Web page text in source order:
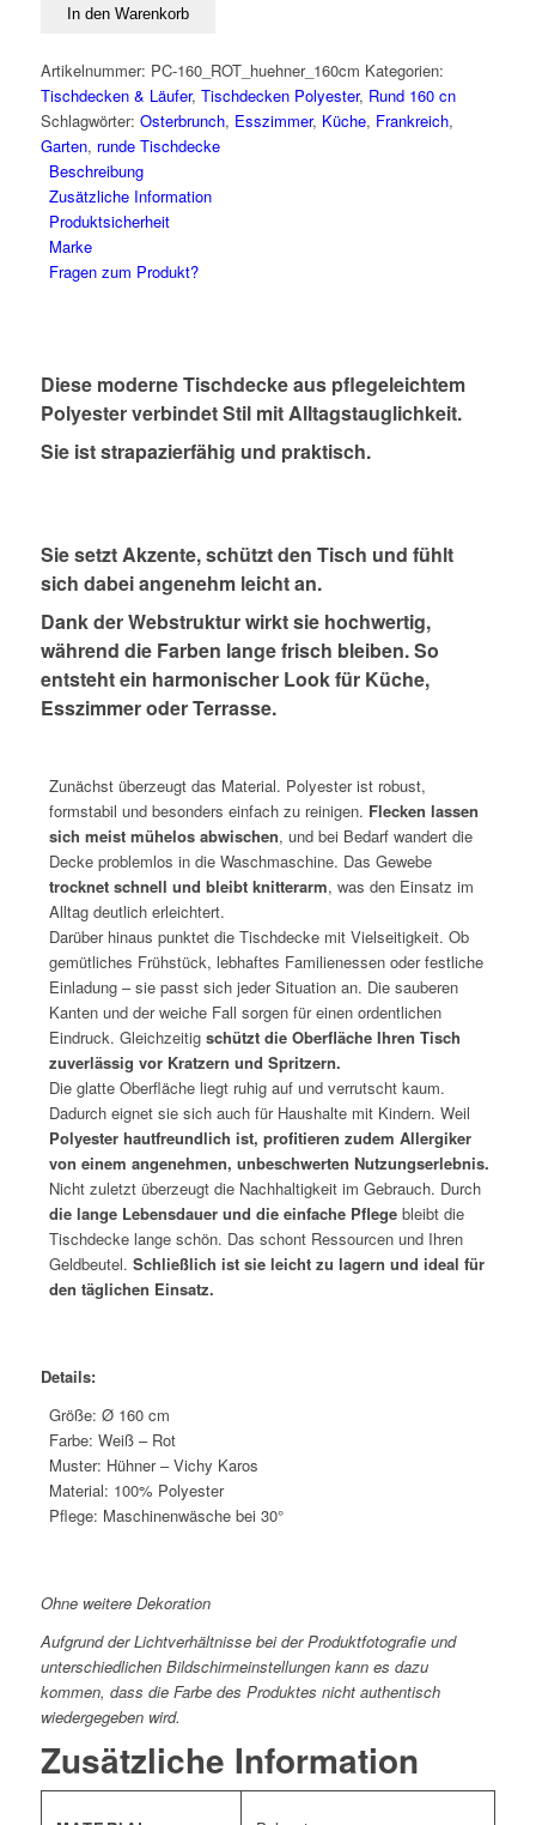
HÜHNER
cm
für
Haus
&
Garten
Menge
In den Warenkorb
Artikelnummer: PC-160_ROT_huehner_160cm Kategorien:
Tischdecken & Läufer, Tischdecken Polyester, Rund 160 cn
Schlagwörter: Osterbrunch, Esszimmer, Küche, Frankreich,
Garten, runde Tischdecke
Beschreibung
Zusätzliche Information
Produktsicherheit
Marke
Fragen zum Produkt?
Diese moderne Tischdecke aus pflegeleichtem
Polyester verbindet Stil mit Alltagstauglichkeit.
Sie ist strapazierfähig und praktisch.
Sie setzt Akzente, schützt den Tisch und fühlt
sich dabei angenehm leicht an.
Dank der Webstruktur wirkt sie hochwertig,
während die Farben lange frisch bleiben. So
entsteht ein harmonischer Look für Küche,
Esszimmer oder Terrasse.
Zunächst überzeugt das Material. Polyester ist robust,
formstabil und besonders einfach zu reinigen. Flecken lassen
sich meist mühelos abwischen, und bei Bedarf wandert die
Decke problemlos in die Waschmaschine. Das Gewebe
trocknet schnell und bleibt knitterarm, was den Einsatz im
Alltag deutlich erleichtert.
Darüber hinaus punktet die Tischdecke mit Vielseitigkeit. Ob
gemütliches Frühstück, lebhaftes Familienessen oder festliche
Einladung – sie passt sich jeder Situation an. Die sauberen
Kanten und der weiche Fall sorgen für einen ordentlichen
Eindruck. Gleichzeitig schützt die Oberfläche Ihren Tisch
zuverlässig vor Kratzern und Spritzern.
Die glatte Oberfläche liegt ruhig auf und verrutscht kaum.
Dadurch eignet sie sich auch für Haushalte mit Kindern. Weil
Polyester hautfreundlich ist, profitieren zudem Allergiker
von einem angenehmen, unbeschwerten Nutzungserlebnis.
Nicht zuletzt überzeugt die Nachhaltigkeit im Gebrauch. Durch
die lange Lebensdauer und die einfache Pflegebleibt die
Tischdecke lange schön. Das schont Ressourcen und Ihren
Geldbeutel. Schließlich ist sie leicht zu lagern und ideal für
den täglichen Einsatz.
Details:
Größe: Ø 160 cm
Farbe: Weiß – Rot
Muster: Hühner – Vichy Karos
Material: 100% Polyester
Pflege: Maschinenwäsche bei 30°
Ohne weitere Dekoration
Aufgrund der Lichtverhältnisse bei der Produktfotografie und
unterschiedlichen Bildschirmeinstellungen kann es dazu
kommen, dass die Farbe des Produktes nicht authentisch
wiedergegeben wird.
Zusätzliche Information